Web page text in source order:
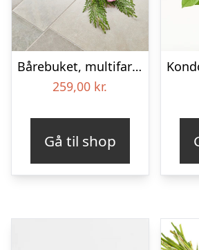
Bårebuket, multifarvet (Floristens kreative valg)
259,00 kr.
Gå til shop